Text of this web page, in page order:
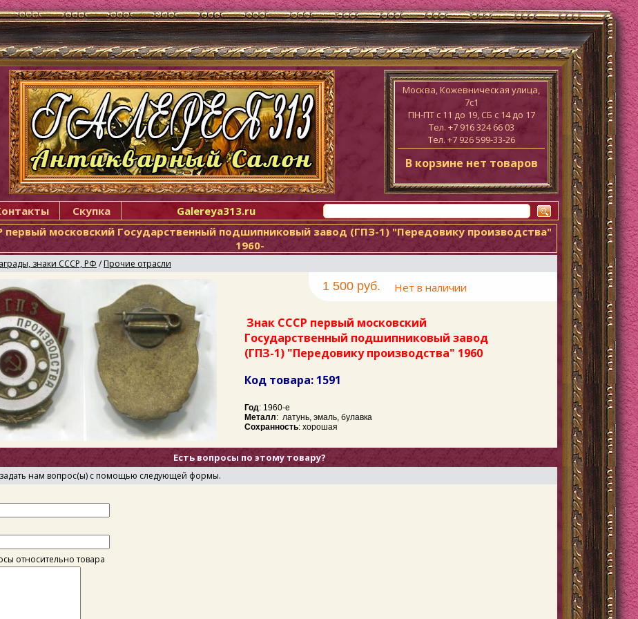
Москва, Кожевническая улица,
7с1
ПН-ПТ c 11 до 19, СБ с 14 до 17
Тел. +7 916 324 66 03
Тел. +7 926 599-33-26
В корзине нет товаров
Скупка
Galereya313.ru
первый московский Государственный подшипниковый завод (ГПЗ-1) "Передовику производства"
1960-
знаки СССР, РФ / Прочие отрасли
1 500 руб. Нет в наличии
Знак СССР первый московский
Государственный подшипниковый завод
(ГПЗ-1) "Передовику производства" 1960
Код товара: 1591
Год: 1960-е
Металл: латунь, эмаль, булавка
Сохранность: хорошая
Есть вопросы по этому товару?
нам вопрос(ы) с помощью следующей формы.
относительно товара